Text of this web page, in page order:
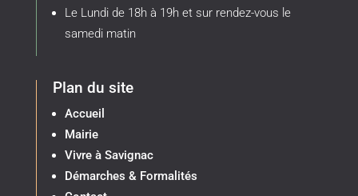
Le Lundi de 18h à 19h et sur rendez-vous le
samedi matin
Plan du site
Accueil
Mairie
Vivre à Savignac
Démarches & Formalités